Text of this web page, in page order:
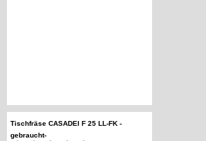
Tischfräse CASADEI F 25 LL-FK -
gebraucht-